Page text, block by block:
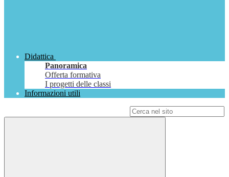
Didattica
Panoramica
Offerta formativa
I progetti delle classi
Informazioni utili